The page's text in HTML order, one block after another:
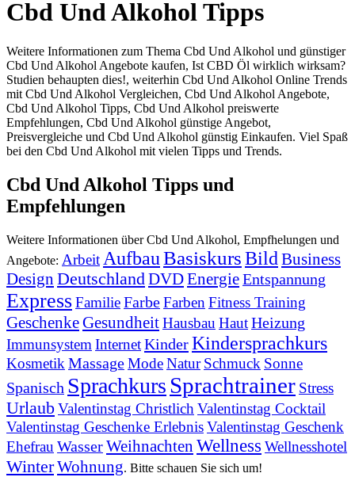
Cbd Und Alkohol Tipps
Weitere Informationen zum Thema Cbd Und Alkohol und günstiger
Cbd Und Alkohol Angebote kaufen, Ist CBD Öl wirklich wirksam?
Studien behaupten dies!, weiterhin Cbd Und Alkohol Online Trends
mit Cbd Und Alkohol Vergleichen, Cbd Und Alkohol Angebote,
Cbd Und Alkohol Tipps, Cbd Und Alkohol preiswerte
Empfehlungen, Cbd Und Alkohol günstige Angebot,
Preisvergleiche und Cbd Und Alkohol günstig Einkaufen. Viel Spaß
bei den Cbd Und Alkohol mit vielen Tipps und Trends.
Cbd Und Alkohol Tipps und
Empfehlungen
Weitere Informationen über Cbd Und Alkohol, Empfhelungen und
Angebote: Arbeit AufbauBasiskursBild Business
Design Deutschland DVDEnergieEntspannung
ExpressFamilieFarbeFarben Fitness Training
GeschenkeGesundheitHausbau HautHeizung
Immunsystem InternetKinderKindersprachkurs
Kosmetik MassageModeNatur Schmuck Sonne
Spanisch Sprachkurs Sprachtrainer Stress
UrlaubValentinstag Christlich Valentinstag Cocktail
Valentinstag Geschenke ErlebnisValentinstag Geschenk
Ehefrau WasserWeihnachten Wellness Wellnesshotel
WinterWohnung. Bitte schauen Sie sich um!